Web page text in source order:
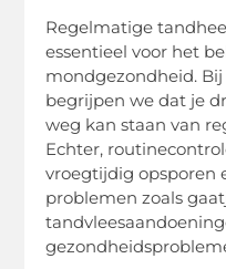
Regelmatige
essentieel voor het
mondgezondheid.
begrijpen we dat je
weg kan staan van
Echter,
vroegtijdig opsporen
problemen zoals